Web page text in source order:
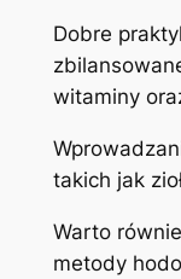
Dobre
witaminy
takich jak
Warto
metody